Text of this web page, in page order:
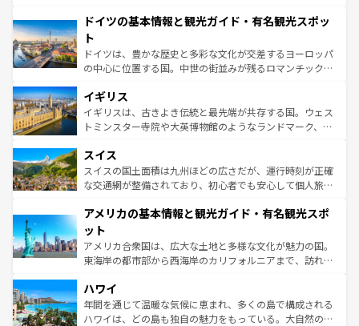
せる。地方によって風土や気候が異なるスペインはその個
ンテンツ一覧 を参照してほしい。
で、幅広い魅力が詰まっている。華麗な宮殿、歴史的な大
聖堂、美しいビーチ、そして豊かな自然が、訪れる者を心
から魅了する。また、フランスは美食の国としても知ら
れ、フランス料理はユネスコ無形文化遺産にも登録されて
香り高いラベンダー畑など、多彩な楽しみ方が可能だ。さ
らに、パリ以外の地域にも魅力が溢れており、どの街角に
も豊かな歴史と文化が息づいている。パリ以外の個性あふ
を参照してほしい。
ドイツの基本情報と観光ガイド・有名観光スポッ
ト
ドイツは、豊かな歴史と多彩な文化が交差するヨーロッパ
の中心に位置する国。中世の街並みが残るロマンチック街
顔を持つこの国は、どこを歩いても飽きることがない。ベ
ルリンの文化的活気、バイエルン州のアルプスの絶景、そ
してライン川沿いのワイン畑といった風景は必見。ビール
は、お酒好きな人にはぜひ体験してほしい。 なお、新着の
ドイツ情報はコンテンツ一覧を参照してほしい。
イギリス
イギリスは、古きよき伝統と最先端が共存する国。ウェス
トミンスター寺院や大英博物館のようなランドマーク、歴
リアごとに異なる魅力がある。また、優雅なアフタヌーン
ティー、ビール好きにはたまらない英国パブ、サッカー観
戦など、本場だからこそできる体験も豊富。イギリスを旅
ンツ一覧を参照してほしい。
スイス
スイスの国土面積は九州ほどの広さだが、運行時刻が正確
な交通網が整備されており、初心者でも安心して個人旅行
の建物がそのまま残る町や、スイスならではのユニークな
博物館もあり、アルプス観光だけでなく町歩きも満喫する
ことができる。国民の所得が高いため物価も高いが、旅行
者向けの交通パス提供のサービスもあり、うまく活用すれ
着のスイス情報は
アメリカの基本情報と観光ガイド・有名観光スポ
ット
アメリカ合衆国は、広大な土地と多様な文化が魅力の国。
東海岸の都市部から西海岸のカリフォルニアまで、訪れる
のような巨大都市は、観光、ショッピング、エンターテイ
ンメントが詰まった刺激的なスポットだ。一方、アメリカ
西部には大自然が広がり、グランドキャニオンやイエロー
ハワイ
年間を通じて温暖な気候に恵まれ、多くの島で構成される
ハワイは、どの島も独自の魅力をもっている。大自然の神